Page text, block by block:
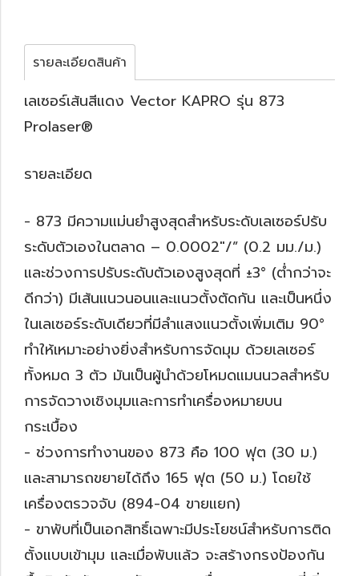
รายละเอียดสินค้า
เลเซอร์เส้นสีแดง Vector KAPRO รุ่น 873
Prolaser®
รายละเอียด
- 873 มีความแม่นยำสูงสุดสำหรับระดับเลเซอร์ปรับ
ระดับตัวเองในตลาด – 0.0002″/” (0.2 มม./ม.)
และช่วงการปรับระดับตัวเองสูงสุดที่ ±3° (ต่ำกว่าจะ
ดีกว่า) มีเส้นแนวนอนและแนวตั้งตัดกัน และเป็นหนึ่ง
ในเลเซอร์ระดับเดียวที่มีลำแสงแนวตั้งเพิ่มเติม 90°
ทำให้เหมาะอย่างยิ่งสำหรับการจัดมุม ด้วยเลเซอร์
ทั้งหมด 3 ตัว มันเป็นผู้นำด้วยโหมดแมนนวลสำหรับ
การจัดวางเชิงมุมและการทำเครื่องหมายบน
กระเบื้อง
- ช่วงการทำงานของ 873 คือ 100 ฟุต (30 ม.)
และสามารถขยายได้ถึง 165 ฟุต (50 ม.) โดยใช้
เครื่องตรวจจับ (894-04 ขายแยก)
- ขาพับที่เป็นเอกสิทธิ์เฉพาะมีประโยชน์สำหรับการติด
ตั้งแบบเข้ามุม และเมื่อพับแล้ว จะสร้างกรงป้องกัน